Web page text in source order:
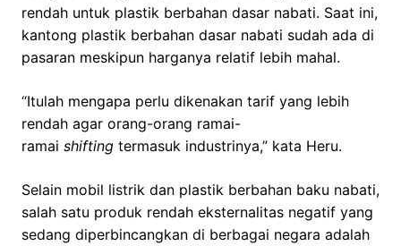
rendah untuk plastik berbahan dasar nabati. Saat ini,
kantong plastik berbahan dasar nabati sudah ada di
pasaran meskipun harganya relatif lebih mahal.
“Itulah mengapa perlu dikenakan tarif yang lebih
rendah agar orang-orang ramai-
ramai shifting termasuk industrinya,” kata Heru.
Selain mobil listrik dan plastik berbahan baku nabati,
salah satu produk rendah eksternalitas negatif yang
sedang diperbincangkan di berbagai negara adalah